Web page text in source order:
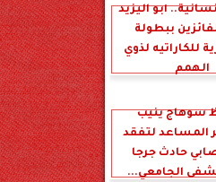
أبو اليزيد
ببطولة
للكاراتيه لذوي
الهمم
سوهاج ينيب
المساعد لتفقد
حادث جرجا
الجامعي...